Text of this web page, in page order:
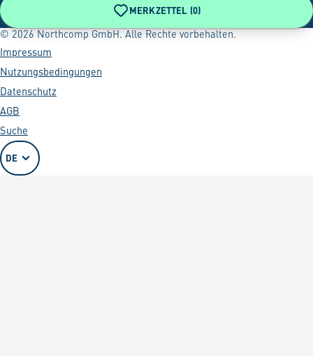
MERKZETTEL (0)
© 2026 Northcomp GmbH. Alle Rechte vorbehalten.
Impressum
Nutzungsbedingungen
Datenschutz
AGB
Suche
DE